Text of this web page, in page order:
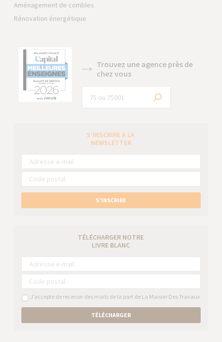
Aménagement de combles
Rénovation énergétique
Trouvez une agence près de
chez vous
S’INSCRIRE À LA
NEWSLETTER
S’INSCRIRE
TÉLÉCHARGER NOTRE
LIVRE BLANC
J’accepte de recevoir des mails de la part de La Maison Des Travaux
TÉLÉCHARGER